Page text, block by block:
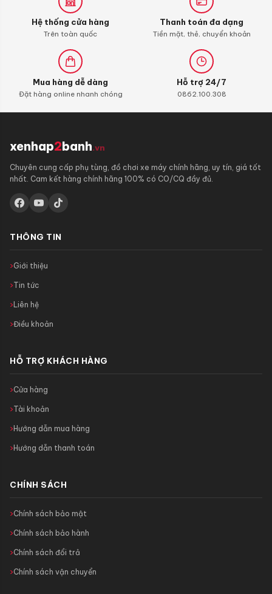
con)Hệ thống cửa hàng
Trên toàn quốc
Thanh toán đa dạng
Tiền mặt, thẻ, chuyển khoản
Mua hàng dễ dàng
Đặt hàng online nhanh chóng
Hỗ trợ 24/7
0862.100.308
xenhap2banh.vn
Chuyên cung cấp phụ tùng, đồ chơi xe máy chính hãng, uy tín, giá tốt
nhất. Cam kết hàng chính hãng 100% có CO/CQ đầy đủ.
THÔNG TIN
Giới thiệu
Tin tức
Liên hệ
Điều khoản
HỖ TRỢ KHÁCH HÀNG
Cửa hàng
Tài khoản
Hướng dẫn mua hàng
Hướng dẫn thanh toán
CHÍNH SÁCH
Chính sách bảo mật
Chính sách bảo hành
Chính sách đổi trả
Chính sách vận chuyển